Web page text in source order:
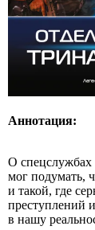
Аннотация:
О спецслужбах
мог подумать,
и такой, где
преступлений
в нашу